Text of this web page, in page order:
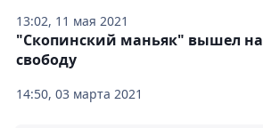
13:02, 11 мая 2021
14:50, 03 марта 2021
"Скопинский маньяк" вышел на
свободу